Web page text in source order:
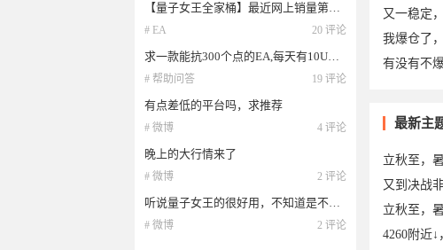
又一稳定
我爆仓了
有没有不
最新主
立秋至，
又到决战
立秋至，
4260附近
【量子女王全家桶】最近网上销量第一的EA
# EA 20 评论
求一款能抗300个点的EA,每天有10U就行
# 帮助问答 19 评论
有点差低的平台吗，求推荐
# 微博 4 评论
晚上的大行情来了
# 微博 2 评论
听说量子女王的很好用，不知道是不是真的
# 微博 2 评论